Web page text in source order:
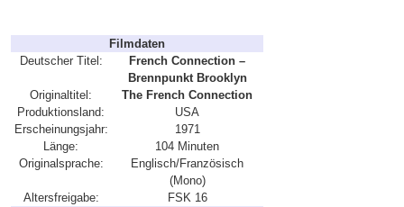
Filmdaten
Deutscher Titel:
French Connection –
Brennpunkt Brooklyn
Originaltitel:
The French Connection
Produktionsland:
USA
Erscheinungsjahr:
1971
Länge:
104 Minuten
Originalsprache:
Englisch/Französisch
(Mono)
Altersfreigabe:
FSK 16